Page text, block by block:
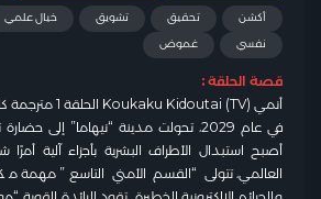
أكشن تحقيق تشويق خيال علمي
غموض نفسي
قصة الحلقة :
أنمي Koukaku Kidoutai (TV) الحلقة 1 مترجمة كامل
في عام 2029، تحولت مدينة “نيهاما” إلى
أصبح استبدال الأطراف البشرية بأجزاء آلية أمرًا
العالمي، تتولى “القسم الأمني التاسع” مهمة